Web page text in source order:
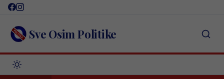
Skip
content Sve Osim Politike